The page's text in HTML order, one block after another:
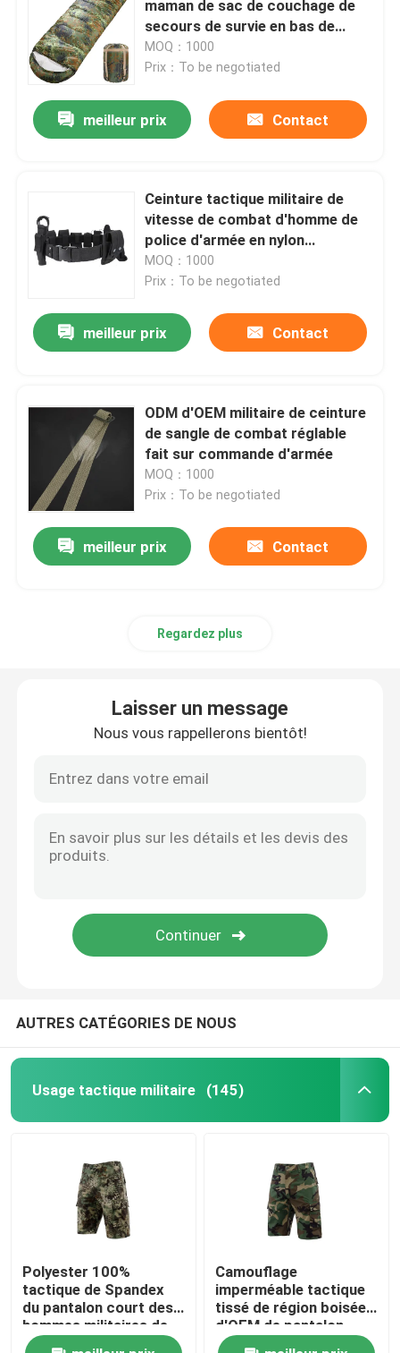
Anti équipement de la police anti-émeute
Équipement militaire tactique
Véhicules blindés militaires
Équipement électrique
Un sac de premiers soins
maman de sac de couchage de
secours de survie en bas de
Duck Down
MOQ：1000
Prix：To be negotiated
meilleur prix Contact
Ceinture tactique militaire de
vitesse de combat d'homme de
police d'armée en nylon
extérieure tactique de sangle
MOQ：1000
Prix：To be negotiated
meilleur prix Contact
ODM d'OEM militaire de ceinture
de sangle de combat réglable
fait sur commande d'armée
MOQ：1000
Prix：To be negotiated
meilleur prix Contact
Regardez plus
Laisser un message
Nous vous rappellerons bientôt!
AUTRES CATÉGORIES DE NOUS
Usage tactique militaire (145)
Polyester 100%
tactique de Spandex
du pantalon court des
hommes militaires de
Ripstop
Camouflage
imperméable tactique
tissé de région boisée
d'OEM de pantalon
court de militaires